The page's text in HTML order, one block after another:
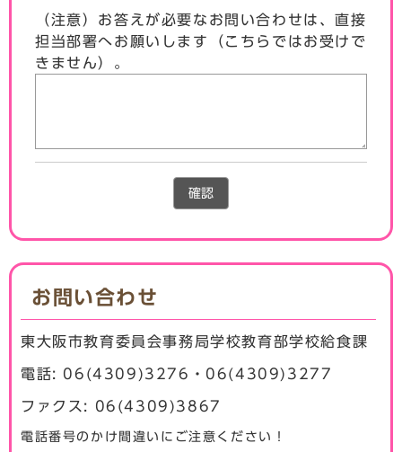
（注意）お答えが必要なお問い合わせは、直接
担当部署へお願いします（こちらではお受けで
きません）。
確認
お問い合わせ
東大阪市教育委員会事務局学校教育部学校給食課
電話: 06(4309)3276・06(4309)3277
ファクス: 06(4309)3867
電話番号のかけ間違いにご注意ください！